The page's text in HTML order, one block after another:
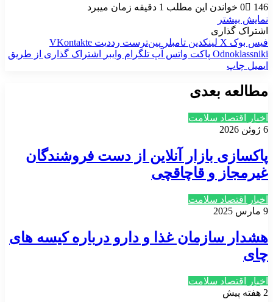
0
146
خواندن این مطلب 1 دقیقه زمان میبرد
نمایش بیشتر
اشتراک گذاری
فیس بوک X لینکدین ‫تامبلر ‫پین‌ترست ‫رددیت ‫VKontakte
‫Odnoklassniki پاکت واتس آپ تلگرام وایبر
اشتراک گذاری از طریق
ایمیل چاپ
مطالعه بعدی
اخبار اقتصاد سلامت
6 ژوئن 2026
پاکسازی بازار آنلاین از دست فروشندگان
غیرمجاز و قاچاقچی
اخبار اقتصاد سلامت
9 مارس 2025
هشدار سازمان غذا و دارو درباره کیسه های
چای
اخبار اقتصاد سلامت
2 هفته پیش